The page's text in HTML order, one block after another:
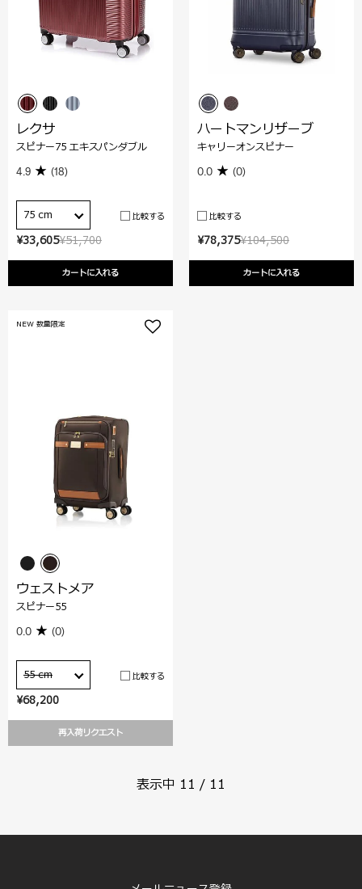
¥51,700
¥33,605
カートに入れる
レクサ
スピナー75 エキスパンダブル
4.9 (18)
75 cm 比較する
¥104,500
¥78,375
カートに入れる
ハートマンリザーブ
キャリーオンスピナー
0.0 (0)
比較する
¥68,200
再入荷リクエスト
NEW 数量限定
ウェストメア
スピナー55
0.0 (0)
55 cm 比較する
表示中 11 / 11